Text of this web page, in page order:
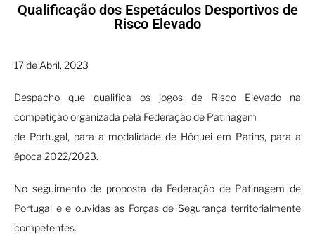
Qualificação dos Espetáculos Desportivos de
Risco Elevado
17 de Abril, 2023
Despacho que qualifica os jogos de Risco Elevado na
competição organizada pela Federação de Patinagem
de Portugal, para a modalidade de Hóquei em Patins, para a
época 2022/2023.
No seguimento de proposta da Federação de Patinagem de
Portugal e e ouvidas as Forças de Segurança territorialmente
competentes.